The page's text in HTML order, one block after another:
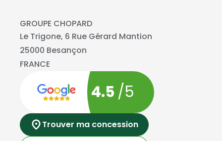
GROUPE CHOPARD
Le Trigone, 6 Rue Gérard Mantion
25000 Besançon
FRANCE
4.5 /5
Trouver ma concession